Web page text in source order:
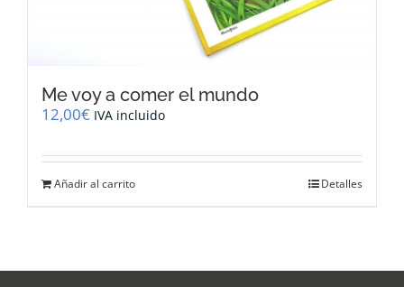
Me voy a comer el mundo
12,00€ IVA incluido
Añadir al carrito Detalles